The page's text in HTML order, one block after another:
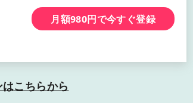
月額980円で今すぐ登録
はこちらから